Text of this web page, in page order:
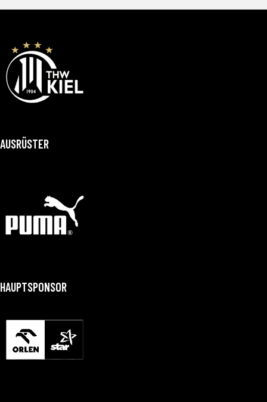
AUSRÜSTER
HAUPTSPONSOR